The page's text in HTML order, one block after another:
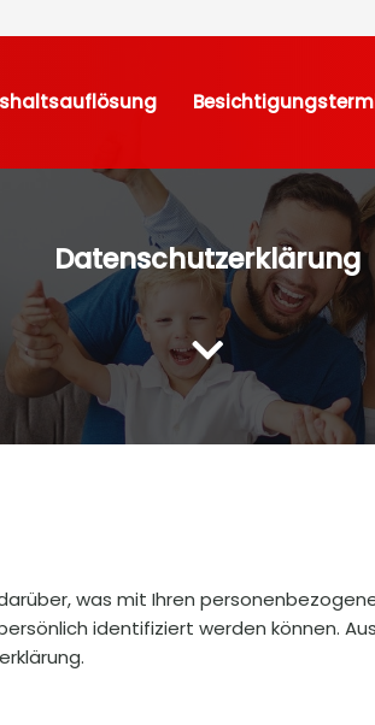
Datenschutzerklärung
was mit Ihren
identifiziert werden können.